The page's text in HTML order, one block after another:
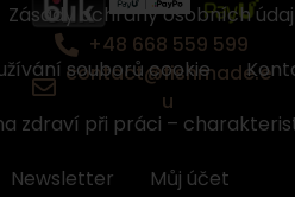
Zásady ochrany osobních
souborů cookie
zdraví při práci –
Newsletter
Můj účet
+48 668 559 599
contact@fishmade.e
u